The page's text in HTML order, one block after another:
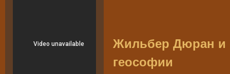
Жильбер Дюран и
геософии